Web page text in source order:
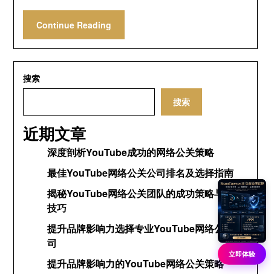
Continue Reading
搜索
搜索
近期文章
深度剖析YouTube成功的网络公关策略
最佳YouTube网络公关公司排名及选择指南
揭秘YouTube网络公关团队的成功策略与运营
技巧
提升品牌影响力选择专业YouTube网络公关公
司
提升品牌影响力的YouTube网络公关策略
立即体验